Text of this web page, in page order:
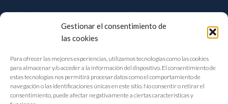
Gestionar el consentimiento de
las cookies
Para ofrecer las mejores experiencias, utilizamos tecnologías como las cookies
para almacenar y/o acceder a la información del dispositivo. El consentimiento de
estas tecnologías nos permitirá procesar datos como el comportamiento de
navegación o las identificaciones únicas en este sitio. No consentir o retirar el
consentimiento, puede afectar negativamente a ciertas características y